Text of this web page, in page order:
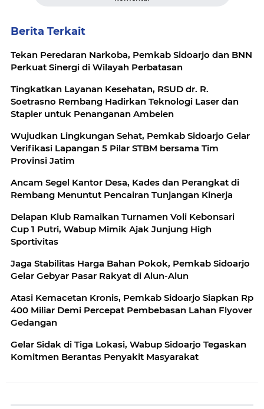
Berita Terkait
Tekan Peredaran Narkoba, Pemkab Sidoarjo dan BNN
Perkuat Sinergi di Wilayah Perbatasan
Tingkatkan Layanan Kesehatan, RSUD dr. R.
Soetrasno Rembang Hadirkan Teknologi Laser dan
Stapler untuk Penanganan Ambeien
Wujudkan Lingkungan Sehat, Pemkab Sidoarjo Gelar
Verifikasi Lapangan 5 Pilar STBM bersama Tim
Provinsi Jatim
Ancam Segel Kantor Desa, Kades dan Perangkat di
Rembang Menuntut Pencairan Tunjangan Kinerja
Delapan Klub Ramaikan Turnamen Voli Kebonsari
Cup 1 Putri, Wabup Mimik Ajak Junjung High
Sportivitas
Jaga Stabilitas Harga Bahan Pokok, Pemkab Sidoarjo
Gelar Gebyar Pasar Rakyat di Alun-Alun
Atasi Kemacetan Kronis, Pemkab Sidoarjo Siapkan Rp
400 Miliar Demi Percepat Pembebasan Lahan Flyover
Gedangan
Gelar Sidak di Tiga Lokasi, Wabup Sidoarjo Tegaskan
Komitmen Berantas Penyakit Masyarakat